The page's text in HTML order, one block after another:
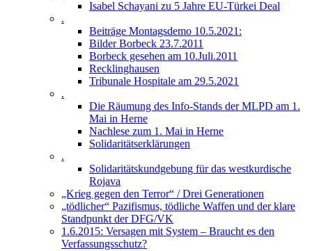
Isabel Schayani zu 5 Jahre EU-Türkei Deal
.
Beiträge Montagsdemo 10.5.2021:
Bilder Borbeck 23.7.2011
Borbeck gesehen am 10.Juli.2011
Recklinghausen
Tribunale Hospitale am 29.5.2021
.
Die Räumung des Info-Stands der MLPD am 1.
Mai in Herne
Nachlese zum 1. Mai in Herne
Solidaritätserklärungen
.
Solidaritätskundgebung für das westkurdische
Rojava
„Krieg gegen den Terror“ / Drei Generationen
„tödlicher“ Pazifismus, tödliche Waffen und der klare
Standpunkt der DFG/VK
1.6.2015: Versagen mit System – Braucht es den
Verfassungsschutz?